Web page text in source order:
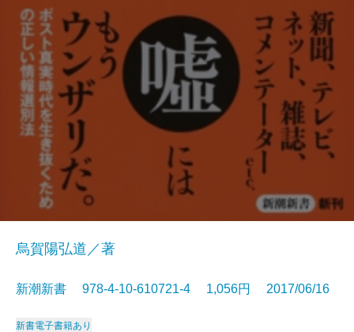
烏賀陽弘道／著
新潮新書 978-4-10-610721-4 1,056円 2017/06/16
新書電子書籍あり